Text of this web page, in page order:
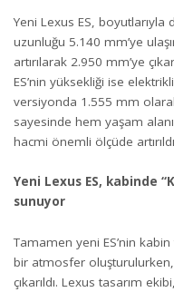
Yeni Lexus ES,
uzunluğu 5.140 mm’ye
artırılarak 2.950 mm’ye
ES’nin yüksekliği ise
versiyonda 1.555 mm
sayesinde hem yaşam
hacmi önemli ölçüde
Yeni Lexus ES, kabinde
sunuyor
Tamamen yeni ES’nin
bir atmosfer
çıkarıldı. Lexus tasarım